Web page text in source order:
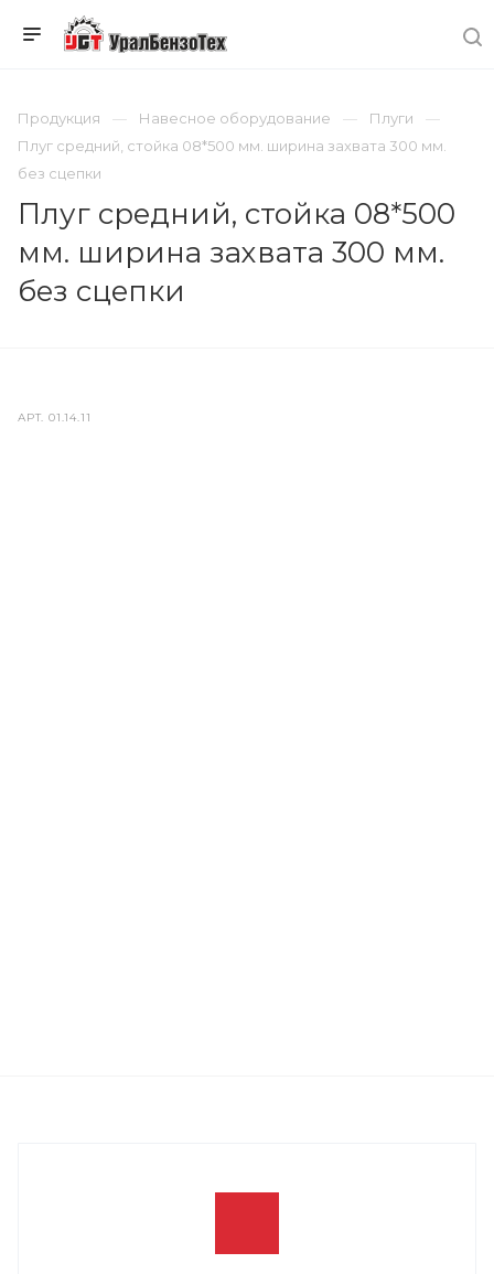
Продукция Навесное оборудование
Плуги
Плуг средний, стойка 08*500 мм. ширина захвата 300 мм.
без сцепки
Плуг средний, стойка 08*500
мм. ширина захвата 300 мм.
без сцепки
АРТ.01.14.11